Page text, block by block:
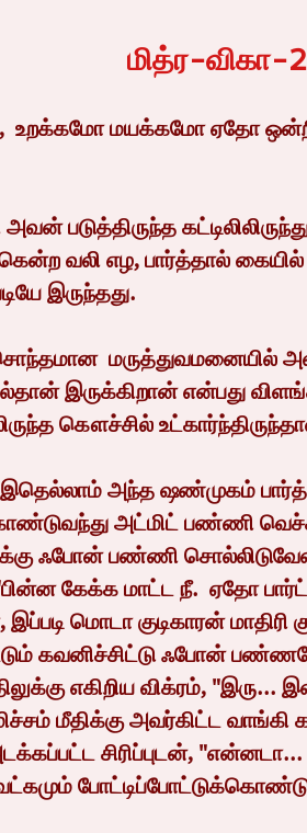
stars.
மித்ர-விகா-
உறக்கமோ மயக்கமோ ஏதோ
வலி எழ, பார்த்தால்
இருந்தது.
இருக்கிறான் என்பது
கௌச்சில்
அட்மிட் பண்ணி
ஃபோன் பண்ணி
கேக்க மாட்ட நீ.  ஏதோ
மொடா குடிகாரன் மாதிரி
கவனிச்சிட்டு ஃபோன்
எகிறிய விக்ரம்,
மீதிக்கு அவர்கிட்ட வாங்கி
சிரிப்புடன்,